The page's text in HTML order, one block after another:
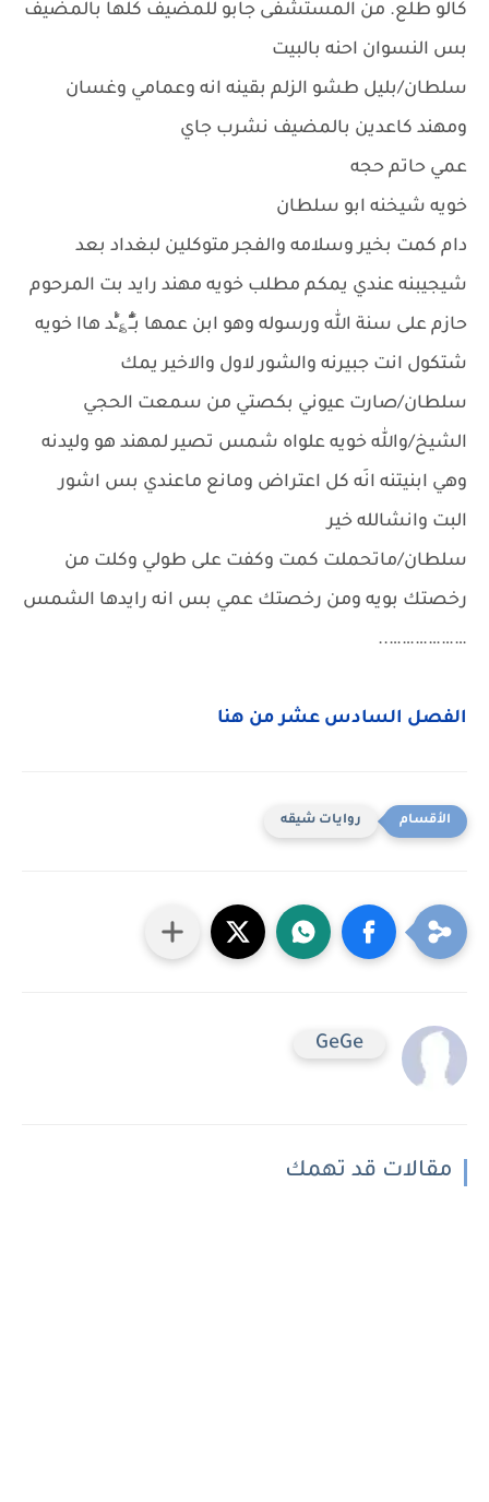
كالو طلع. من المستشفى جابو للمضيف كلها بالمضيف
بس النسوان احنه بالبيت
سلطان/بليل طشو الزلم بقينه انه وعمامي وغسان
ومهند كاعدين بالمضيف نشرب جاي
عمي حاتم حجه
خويه شيخنه ابو سلطان
دام كمت بخير وسلامه والفجر متوكلين لبغداد بعد
شيجيبنه عندي يمكم مطلب خويه مهند رايد بت المرحوم
حازم على سنة الله ورسوله وهو ابن عمها بـٍْْـٍْ؏ـٍْْد هاا خويه
شتكول انت جبيرنه والشور لاول والاخير يمك
سلطان/صارت عيوني بكصتي من سمعت الحجي
الشيخ/والله خويه علواه شمس تصير لمهند هو وليدنه
وهي ابنيتنه انَه كل اعتراض ومانع ماعندي بس اشور
البت وانشالله خير
سلطان/ماتحملت كمت وكفت على طولي وكلت من
رخصتك بويه ومن رخصتك عمي بس انه رايدها الشمس
………………..
الفصل السادس عشر من هنا
روايات شيقه
GeGe
مقالات قد تهمك